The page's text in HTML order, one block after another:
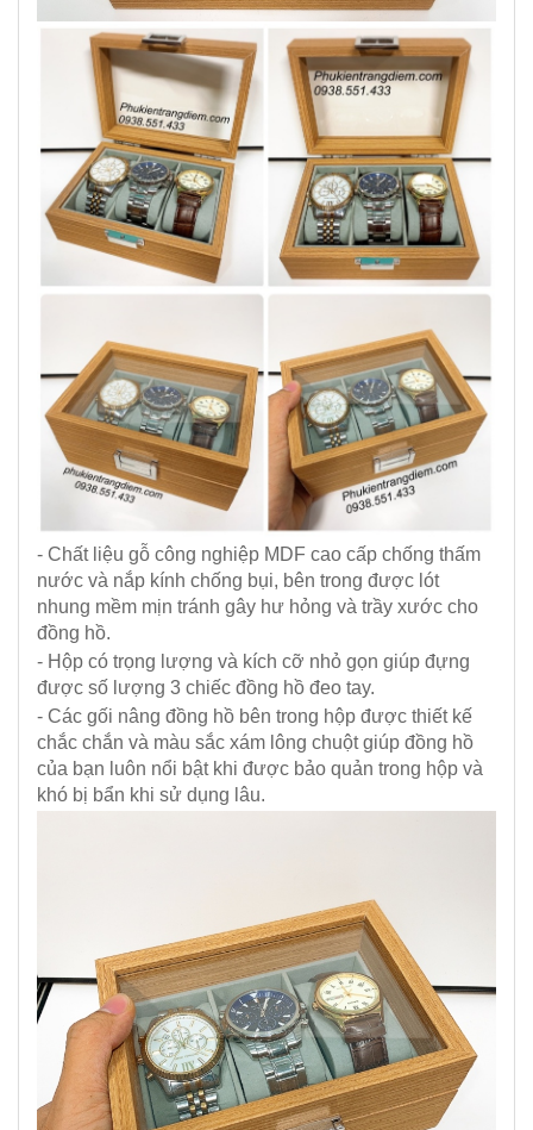
- Chất liệu gỗ công nghiệp MDF cao cấp chống thấm
nước và nắp kính chống bụi, bên trong được lót
nhung mềm mịn tránh gây hư hỏng và trầy xước cho
đồng hồ.
- Hộp có trọng lượng và kích cỡ nhỏ gọn giúp đựng
được số lượng 3 chiếc đồng hồ đeo tay.
- Các gối nâng đồng hồ bên trong hộp được thiết kế
chắc chắn và màu sắc xám lông chuột giúp đồng hồ
của bạn luôn nổi bật khi được bảo quản trong hộp và
khó bị bẩn khi sử dụng lâu.